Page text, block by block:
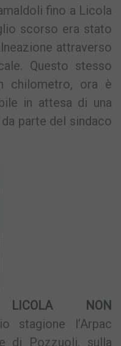
fino a Licola
scorso era stato
attraverso
Questo stesso
chilometro, ora è
in attesa di una
parte del sindaco
LICOLA NON
stagione l’Arpac
di Pozzuoli, sulla